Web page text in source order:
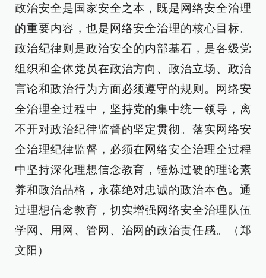
政治安全是国家安全之本，既是网络安全治理
的重要内容，也是网络安全治理的核心目标。
政治纪律则是政治安全的内部基石，是各级党
组织和全体党员在政治方向、政治立场、政治
言论和政治行为方面必须遵守的规则。网络安
全治理全过程中，坚持党的集中统一领导，离
不开对政治纪律监督的坚定贯彻。落实网络安
全治理纪律监督，必须在网络安全治理全过程
中坚持深化理想信念教育，锤炼过硬的理论素
养和政治品格，永葆绝对忠诚的政治本色。通
过理想信念教育，切实增强网络安全治理队伍
学网、用网、管网、治网的政治责任感。（郑
文阳）